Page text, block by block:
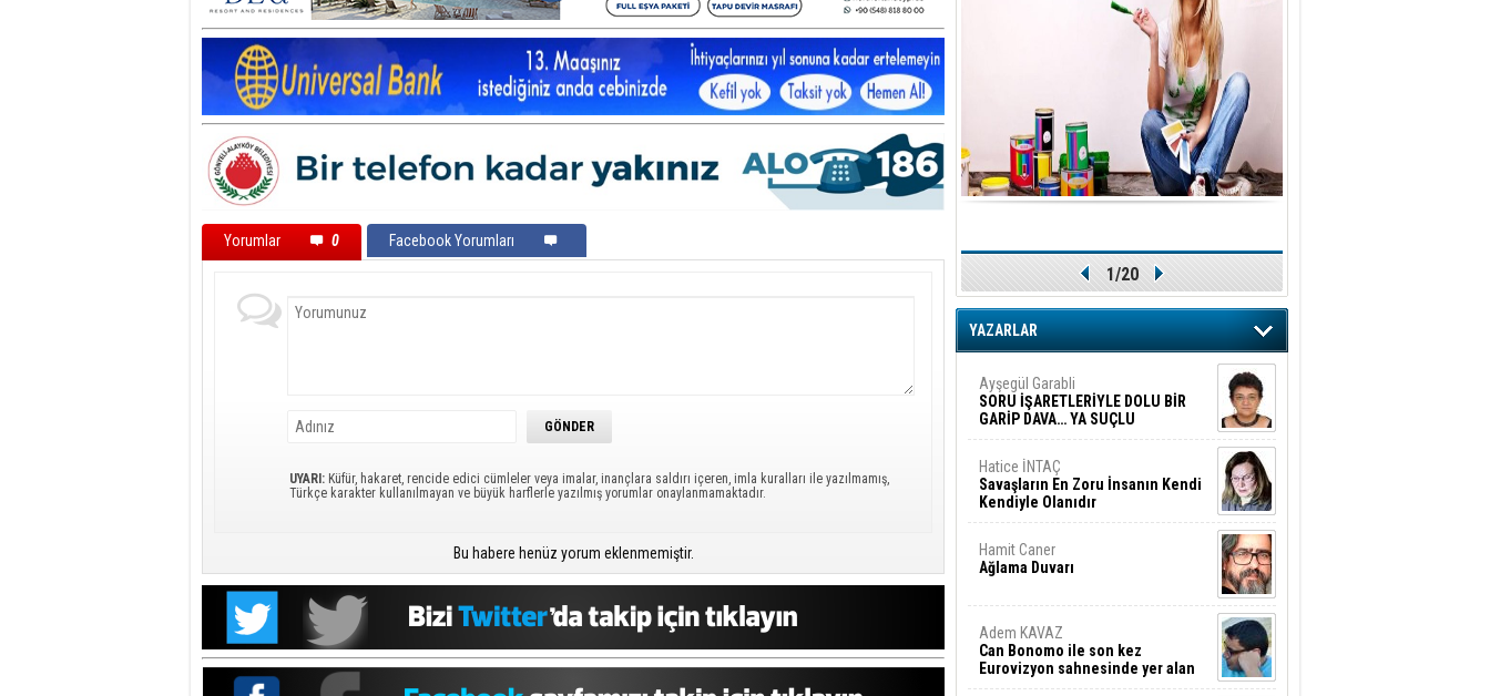
Yorumlar 0 Facebook Yorumları
UYARI: Küfür, hakaret, rencide edici cümleler veya imalar, inançlara saldırı içeren, imla kuralları ile yazılmamış,
Türkçe karakter kullanılmayan ve büyük harflerle yazılmış yorumlar onaylanmamaktadır.
Bu habere henüz yorum eklenmemiştir.
1/20
YAZARLAR
Ayşegül Garabli
SORU İŞARETLERİYLE DOLU BİR
GARİP DAVA… YA SUÇLU
DEĞİLSE???
Hatice İNTAÇ
Savaşların En Zoru İnsanın Kendi
Kendiyle Olanıdır
Hamit Caner
Ağlama Duvarı
Adem KAVAZ
Can Bonomo ile son kez
Eurovizyon sahnesinde yer alan
Türkiye 10 yıl aradan sonra